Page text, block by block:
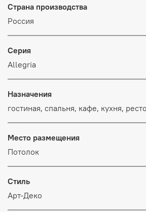
Страна производства
Россия
Серия
Allegria
Назначения
гостиная, спальня, кафе, кухня,
Место размещения
Потолок
Стиль
Арт-Деко